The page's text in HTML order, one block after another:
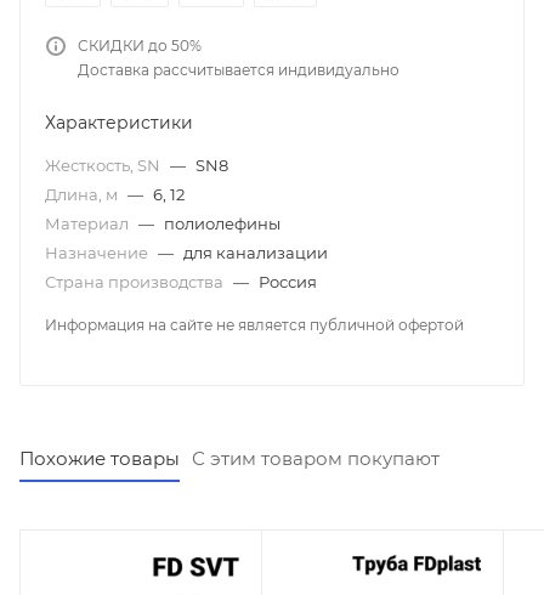
СКИДКИ до 50%
Доставка рассчитывается индивидуально
Характеристики
Жесткость, SN — SN8
Длина, м — 6, 12
Материал — полиолефины
Назначение — для канализации
Страна производства — Россия
Информация на сайте не является публичной офертой
Похожие товары С этим товаром покупают